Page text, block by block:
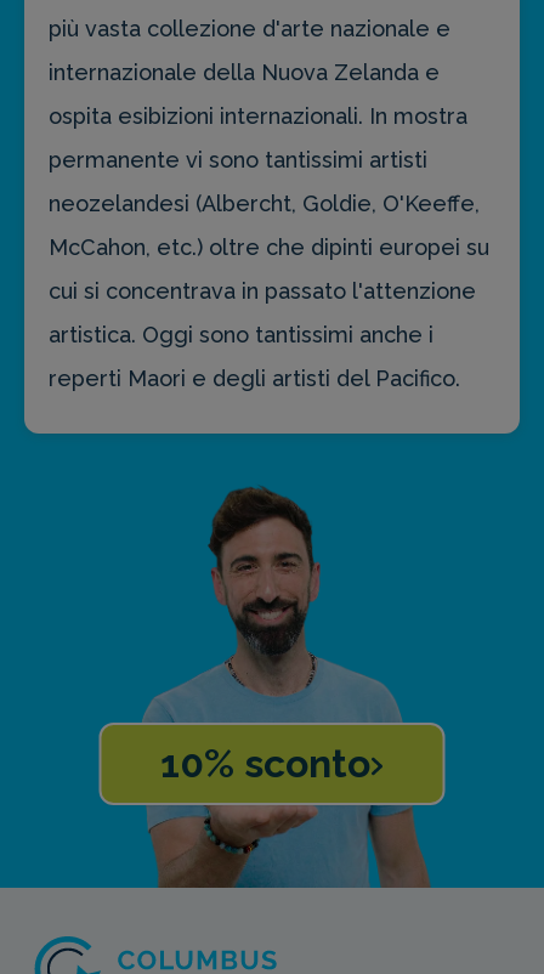
più vasta collezione d'arte nazionale e
internazionale della Nuova Zelanda e
ospita esibizioni internazionali. In mostra
permanente vi sono tantissimi artisti
neozelandesi (Albercht, Goldie, O'Keeffe,
McCahon, etc.) oltre che dipinti europei su
cui si concentrava in passato l'attenzione
artistica. Oggi sono tantissimi anche i
reperti Maori e degli artisti del Pacifico.
10% sconto